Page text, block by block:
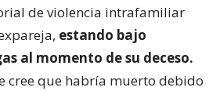
de violencia intrafamiliar
estando bajo
al momento de su deceso.
cree que habría muerto debido